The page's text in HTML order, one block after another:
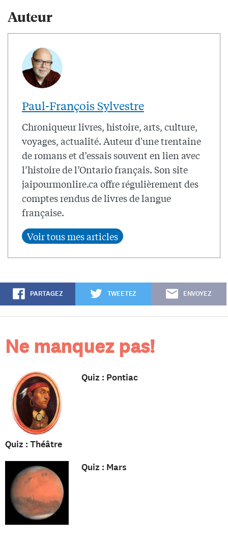
Auteur
Paul-François Sylvestre
Chroniqueur livres, histoire, arts, culture,
voyages, actualité. Auteur d'une trentaine
de romans et d’essais souvent en lien avec
l’histoire de l’Ontario français. Son site
jaipourmonlire.ca offre régulièrement des
comptes rendus de livres de langue
française.
PARTAGEZ TWEETEZ ENVOYEZ
Ne manquez pas!
Quiz : Pontiac
Quiz : Théâtre
Quiz : Mars